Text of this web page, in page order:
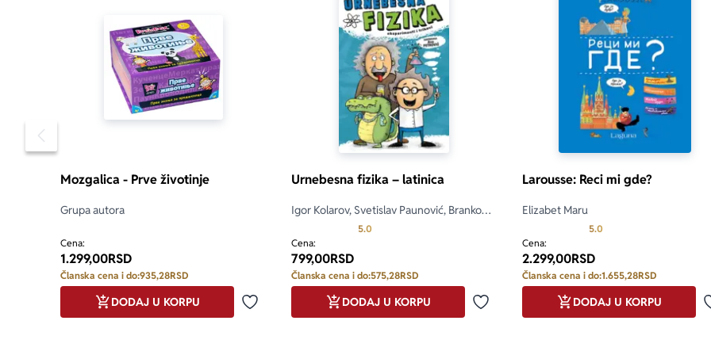
aboutPage.sr-only.custom-youtube-play-icon
Pomeranje sadržaja slajdera u levo
Mozgalica - Prve životinje
Grupa autora
Cena:
1.299,00RSD
Članska cena i do:935,28RSD
Dodaj u omiljene
DODAJ U KORPU
Urnebesna fizika – latinica
Igor Kolarov, Svetislav Paunović, Branko
5.0
Cena:
799,00RSD
Članska cena i do:575,28RSD
Dodaj u omiljene
DODAJ U KORPU
Larousse: Reci mi gde?
Elizabet Maru
5.0
Cena:
2.299,00RSD
Članska cena i do:1.655,28RSD
DODAJ U KORPU